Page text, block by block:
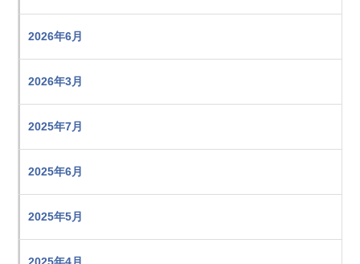
2026年6月
2026年3月
2025年7月
2025年6月
2025年5月